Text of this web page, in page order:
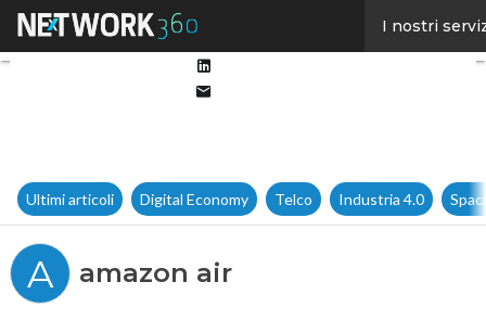
I nostri
Ultimi articoli Digital Economy Telco Industria 4.0
A amazon air